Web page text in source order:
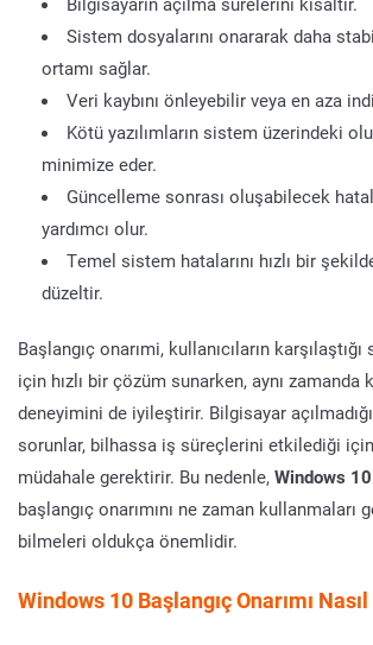
Sistem dosyalarını onararak daha
ortamı sağlar.
Veri kaybını önleyebilir veya en aza
Kötü yazılımların sistem üzerindeki
minimize eder.
Güncelleme sonrası oluşabilecek
yardımcı olur.
Temel sistem hatalarını hızlı bir
düzeltir.
Başlangıç onarımi, kullanıcıların
için hızlı bir çözüm sunarken, aynı zamanda
deneyimini de iyileştirir. Bilgisayar
sorunlar, bilhassa iş süreçlerini etkilediği için
müdahale gerektirir. Bu nedenle, Windows 10
başlangıç onarımını ne zaman kullanmaları
bilmeleri oldukça önemlidir.
Windows 10 Başlangıç Onarımı